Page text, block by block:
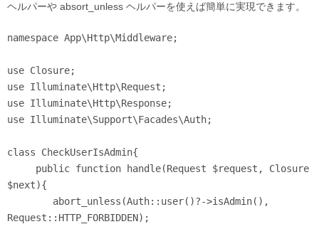
ヘルパーや absort_unless ヘルパーを使えば簡単に実現できます。
namespace App\Http\Middleware;
use Closure;
use Illuminate\Http\Request;
use Illuminate\Http\Response;
use Illuminate\Support\Facades\Auth;
class CheckUserIsAdmin{
$next){
Request::HTTP_FORBIDDEN);